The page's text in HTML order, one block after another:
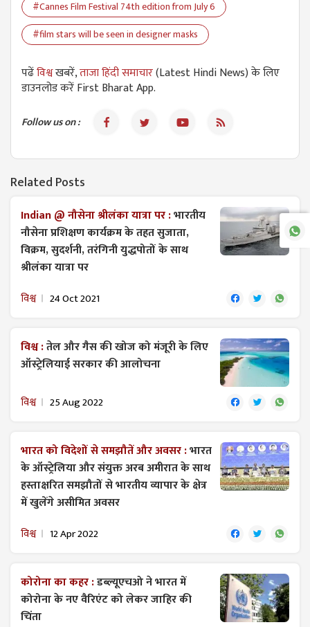
#Cannes Film Festival 74th edition from July 6
#film stars will be seen in designer masks
पढेंविश्वखबरें,ताजा हिंदी समाचार(Latest Hindi News) के लिए
डाउनलोड करें First Bharat App.
Follow us on :
Related Posts
Indian @ नौसेना श्रीलंका यात्रा पर :भारतीय
नौसेना प्रशिक्षण कार्यक्रम के तहत सुजाता,
विक्रम, सुदर्शनी, तरंगिनी युद्धपोतों के साथ
श्रीलंका यात्रा पर
विश्व 24 Oct 2021
विश्व :तेल और गैस की खोज को मंजूरी के लिए
ऑस्ट्रेलियाई सरकार की आलोचना
विश्व 25 Aug 2022
भारत को विदेशों से समझौतें और अवसर :भारत
के ऑस्ट्रेलिया और संयुक्त अरब अमीरात के साथ
हस्ताक्षरित समझौतों से भारतीय व्यापार के क्षेत्र
में खुलेंगे असीमित अवसर
विश्व 12 Apr 2022
कोरोना का कहर :डब्ल्यूएचओ ने भारत में
कोरोना के नए वैरिएंट को लेकर जाहिर की
चिंता